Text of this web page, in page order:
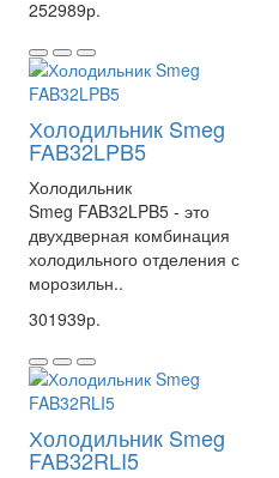
252989р.
Холодильник Smeg
FAB32LPB5
Холодильник
Smeg FAB32LPB5 - это
двухдверная комбинация
холодильного отделения с
морозильн..
301939р.
Холодильник Smeg
FAB32RLI5